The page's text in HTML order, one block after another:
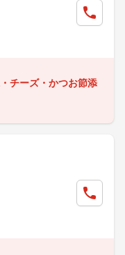
チーズ・かつお節添